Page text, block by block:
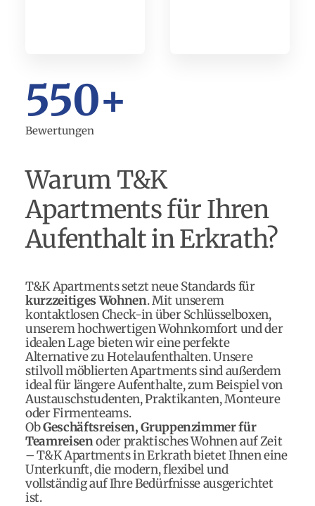
550+
Bewertungen
Warum T&K
Apartments für Ihren
Aufenthalt in Erkrath?
T&K Apartments setzt neue Standards für
kurzzeitiges Wohnen. Mit unserem
kontaktlosen Check-in über Schlüsselboxen,
unserem hochwertigen Wohnkomfort und der
idealen Lage bieten wir eine perfekte
Alternative zu Hotelaufenthalten. Unsere
stilvoll möblierten Apartments sind außerdem
ideal für längere Aufenthalte, zum Beispiel von
Austauschstudenten, Praktikanten, Monteure
oder Firmenteams.
ObGeschäftsreisen, Gruppenzimmer für
Teamreisenoder praktisches Wohnen auf Zeit
– T&K Apartments in Erkrath bietet Ihnen eine
Unterkunft, die modern, flexibel und
vollständig auf Ihre Bedürfnisse ausgerichtet
ist.